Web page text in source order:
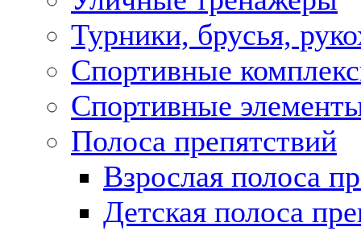
Турники, брусья,
Спортивные
Спортивные
Полоса препятствий
Взрослая полоса
Детская полоса